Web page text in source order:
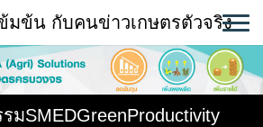
มข้น กับคนข่าวเกษตรตัวจริง
มSMEDGreenProductivity